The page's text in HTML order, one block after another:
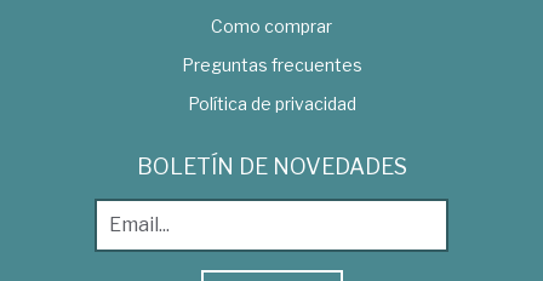
Como comprar
Preguntas frecuentes
Política de privacidad
BOLETÍN DE NOVEDADES